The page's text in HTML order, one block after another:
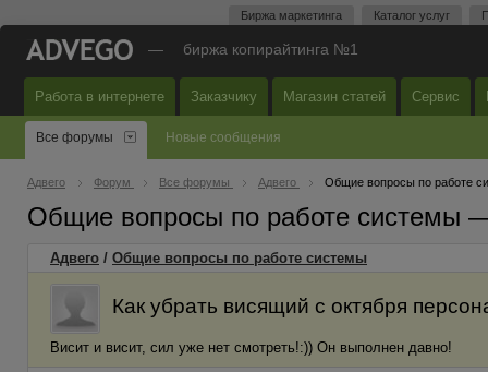
Биржа маркетинга Каталог услуг
— биржа копирайтинга №1
Работа в интернете Заказчику Магазин статей Сервис
Все форумы Новые сообщения
Адвего Форум Все форумы Адвего Общие вопросы по работе
Общие вопросы по работе системы
Адвего / Общие вопросы по работе системы
Как убрать висящий с октября
Висит и висит, сил уже нет смотреть!:)) Он выполнен давно!